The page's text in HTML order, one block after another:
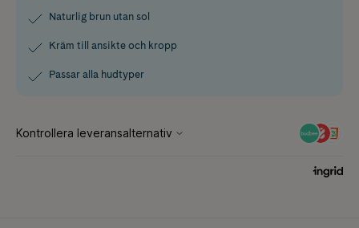
Naturlig brun utan sol
Kräm till ansikte och kropp
Passar alla hudtyper